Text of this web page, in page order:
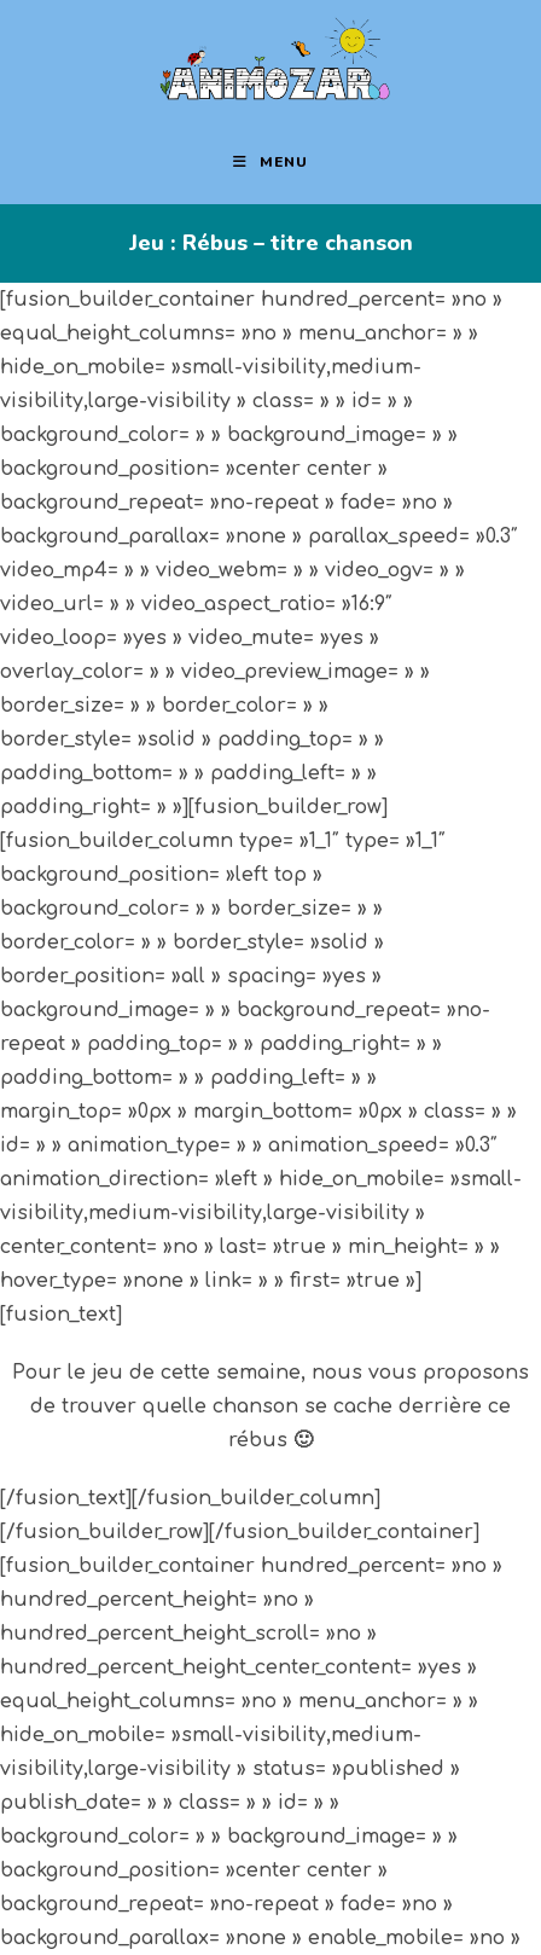
MENU
Jeu : Rébus – titre chanson
[fusion_builder_container hundred_percent= »no »
equal_height_columns= »no » menu_anchor= » »
hide_on_mobile= »small-visibility,medium-
visibility,large-visibility » class= » » id= » »
background_color= » » background_image= » »
background_position= »center center »
background_repeat= »no-repeat » fade= »no »
background_parallax= »none » parallax_speed= »0.3″
video_mp4= » » video_webm= » » video_ogv= » »
video_url= » » video_aspect_ratio= »16:9″
video_loop= »yes » video_mute= »yes »
overlay_color= » » video_preview_image= » »
border_size= » » border_color= » »
border_style= »solid » padding_top= » »
padding_bottom= » » padding_left= » »
padding_right= » »][fusion_builder_row]
[fusion_builder_column type= »1_1″ type= »1_1″
background_position= »left top »
background_color= » » border_size= » »
border_color= » » border_style= »solid »
border_position= »all » spacing= »yes »
background_image= » » background_repeat= »no-
repeat » padding_top= » » padding_right= » »
padding_bottom= » » padding_left= » »
margin_top= »0px » margin_bottom= »0px » class= » »
id= » » animation_type= » » animation_speed= »0.3″
animation_direction= »left » hide_on_mobile= »small-
visibility,medium-visibility,large-visibility »
center_content= »no » last= »true » min_height= » »
hover_type= »none » link= » » first= »true »]
[fusion_text]
Pour le jeu de cette semaine, nous vous proposons
de trouver quelle chanson se cache derrière ce
rébus 🙂
[/fusion_text][/fusion_builder_column]
[/fusion_builder_row][/fusion_builder_container]
[fusion_builder_container hundred_percent= »no »
hundred_percent_height= »no »
hundred_percent_height_scroll= »no »
hundred_percent_height_center_content= »yes »
equal_height_columns= »no » menu_anchor= » »
hide_on_mobile= »small-visibility,medium-
visibility,large-visibility » status= »published »
publish_date= » » class= » » id= » »
background_color= » » background_image= » »
background_position= »center center »
background_repeat= »no-repeat » fade= »no »
background_parallax= »none » enable_mobile= »no »